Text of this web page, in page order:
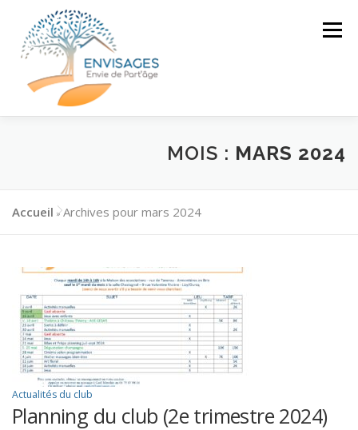
contenu
Menu
CLUB D’ENTRAIDE
CONTACT
MOIS : MARS 2024
Accueil »Archives pour mars 2024
Actualités du club
Planning du club (2e trimestre 2024)